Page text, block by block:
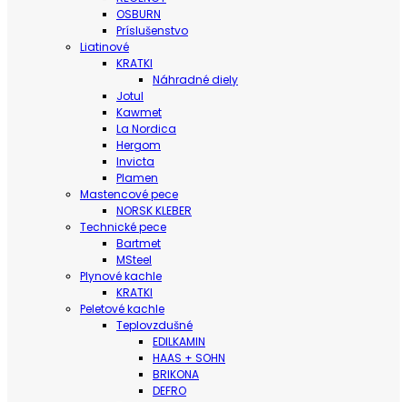
OSBURN
Príslušenstvo
Liatinové
KRATKI
Náhradné diely
Jotul
Kawmet
La Nordica
Hergom
Invicta
Plamen
Mastencové pece
NORSK KLEBER
Technické pece
Bartmet
MSteel
Plynové kachle
KRATKI
Peletové kachle
Teplovzdušné
EDILKAMIN
HAAS + SOHN
BRIKONA
DEFRO